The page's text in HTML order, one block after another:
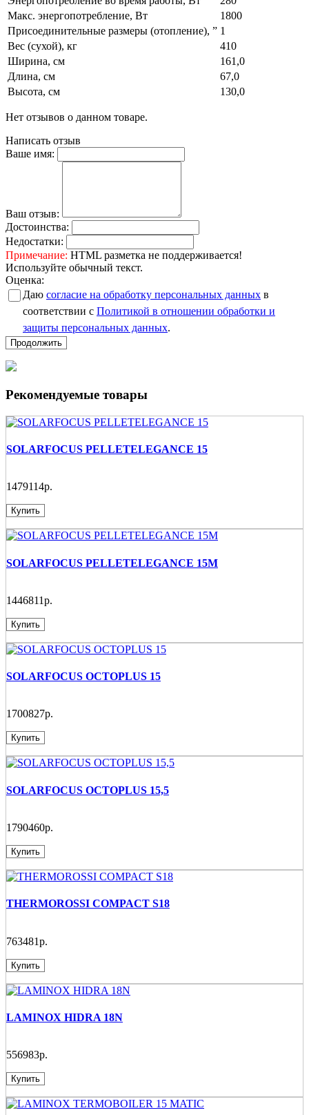
Макс. энергопотребление, Вт
1800
Присоединительные размеры (отопление), ” 1
Вес (сухой), кг
410
Ширина, см
161,0
Длина, см
67,0
Высота, см
130,0
Нет отзывов о данном товаре.
Написать отзыв
Ваше имя:
Ваш отзыв:
Достоинства:
Недостатки:
Примечание: HTML разметка не поддерживается!
Используйте обычный текст.
Оценка:
Даю согласие на обработку персональных данных в
соответствии с Политикой в отношении обработки и
защиты персональных данных.
Продолжить
Рекомендуемые товары
SOLARFOCUS PELLETELEGANCE 15
1479114р.
Купить
SOLARFOCUS PELLETELEGANCE 15M
1446811р.
Купить
SOLARFOCUS OCTOPLUS 15
1700827р.
Купить
SOLARFOCUS OCTOPLUS 15,5
1790460р.
Купить
THERMOROSSI COMPACT S18
763481р.
Купить
LAMINOX HIDRA 18N
556983р.
Купить